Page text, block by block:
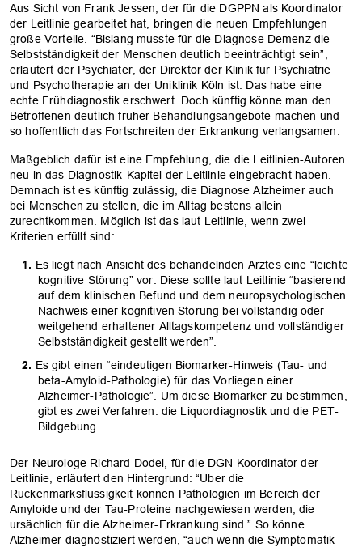
Aus Sicht von Frank Jessen, der für die DGPPN als Koordinator
der Leitlinie gearbeitet hat, bringen die neuen Empfehlungen
große Vorteile. “Bislang musste für die Diagnose Demenz die
Selbstständigkeit der Menschen deutlich beeinträchtigt sein”,
erläutert der Psychiater, der Direktor der Klinik für Psychiatrie
und Psychotherapie an der Uniklinik Köln ist. Das habe eine
echte Frühdiagnostik erschwert. Doch künftig könne man den
Betroffenen deutlich früher Behandlungsangebote machen und
so hoffentlich das Fortschreiten der Erkrankung verlangsamen.
Maßgeblich dafür ist eine Empfehlung, die die Leitlinien-Autoren
neu in das Diagnostik-Kapitel der Leitlinie eingebracht haben.
Demnach ist es künftig zulässig, die Diagnose Alzheimer auch
bei Menschen zu stellen, die im Alltag bestens allein
zurechtkommen. Möglich ist das laut Leitlinie, wenn zwei
Kriterien erfüllt sind:
Es liegt nach Ansicht des behandelnden Arztes eine “leichte
kognitive Störung” vor. Diese sollte laut Leitlinie “basierend
auf dem klinischen Befund und dem neuropsychologischen
Nachweis einer kognitiven Störung bei vollständig oder
weitgehend erhaltener Alltagskompetenz und vollständiger
Selbstständigkeit gestellt werden”.
Es gibt einen “eindeutigen Biomarker-Hinweis (Tau- und
beta-Amyloid-Pathologie) für das Vorliegen einer
Alzheimer-Pathologie”. Um diese Biomarker zu bestimmen,
gibt es zwei Verfahren: die Liquordiagnostik und die PET-
Bildgebung.
Der Neurologe Richard Dodel, für die DGN Koordinator der
Leitlinie, erläutert den Hintergrund: “Über die
Rückenmarksflüssigkeit können Pathologien im Bereich der
Amyloide und der Tau-Proteine nachgewiesen werden, die
ursächlich für die Alzheimer-Erkrankung sind.” So könne
Alzheimer diagnostiziert werden, “auch wenn die Symptomatik